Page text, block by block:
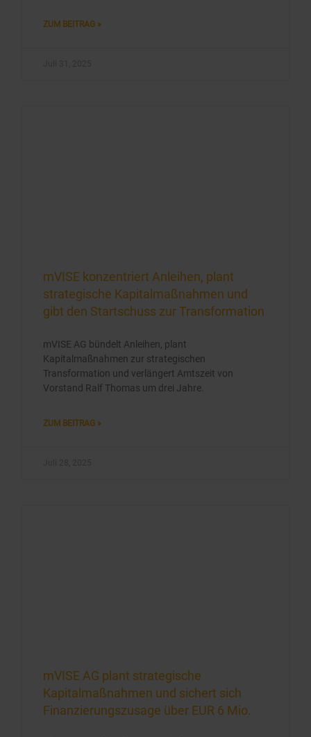
ZUM BEITRAG »
mVISE konzentriert Anleihen, plant
strategische Kapitalmaßnahmen und
gibt den Startschuss zur Transformation
mVISE AG bündelt Anleihen, plant
Kapitalmaßnahmen zur strategischen
Transformation und verlängert Amtszeit von
Vorstand Ralf Thomas um drei Jahre.
ZUM BEITRAG »
mVISE AG plant strategische
Kapitalmaßnahmen und sichert sich
Finanzierungszusage über EUR 6 Mio.